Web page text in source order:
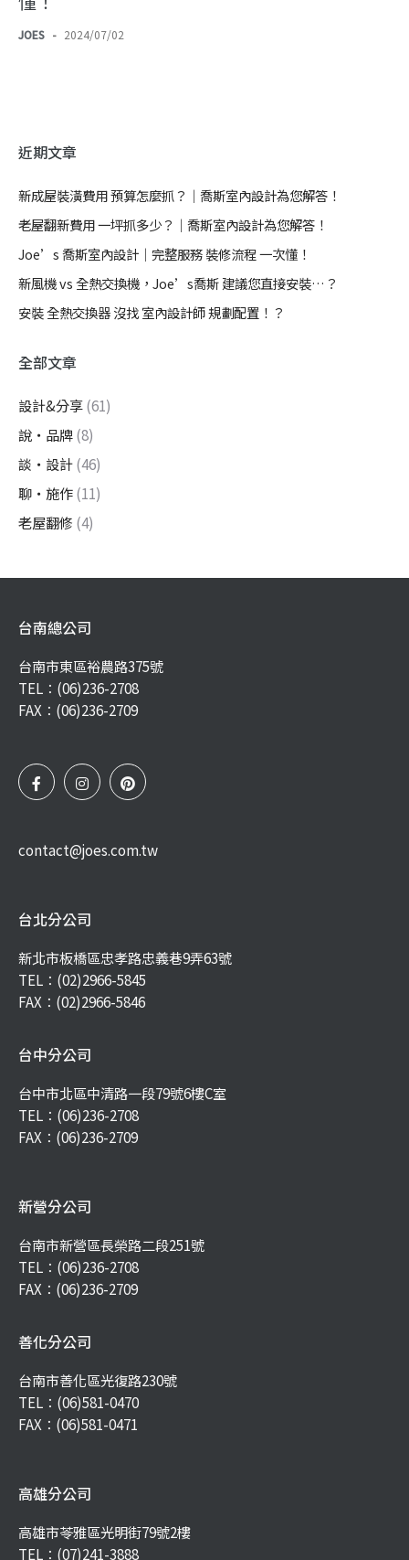
JOES - 2024/07/02
近期文章
新成屋裝潢費用 預算怎麼抓？｜喬斯室內設計為您解答！
老屋翻新費用 一坪抓多少？｜喬斯室內設計為您解答！
Joe’s 喬斯室內設計｜完整服務 裝修流程 一次懂！
新風機 vs 全熱交換機，Joe’s喬斯 建議您直接安裝…？
安裝 全熱交換器 沒找 室內設計師 規劃配置！？
全部文章
設計&分享(61)
說・品牌(8)
談・設計(46)
聊・施作(11)
老屋翻修 (4)
台南總公司
台南市東區裕農路375號
TEL： (06)236-2708
FAX：(06)236-2709
contact@joes.com.tw
台北分公司
新北市板橋區忠孝路忠義巷9弄63號
TEL： (02)2966-5845
FAX：(02)2966-5846
台中分公司
台中市北區中清路一段79號6樓C室
TEL： (06)236-2708
FAX：(06)236-2709
新營分公司
台南市新營區長榮路二段251號
TEL： (06)236-2708
FAX：(06)236-2709
善化分公司
台南市善化區光復路230號
TEL： (06)581-0470
FAX：(06)581-0471
高雄分公司
高雄市苓雅區光明街79號2樓
TEL： (07)241-3888